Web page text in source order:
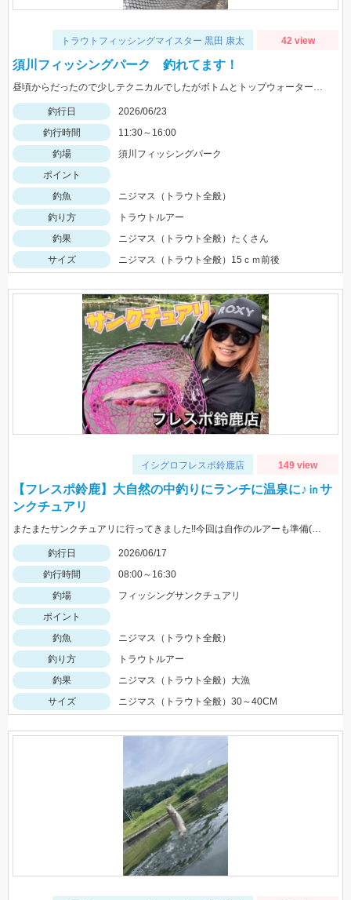
トラウトフィッシングマイスター 黒田 康太 42 view
須川フィッシングパーク 釣れてます！
昼頃からだったので少しテクニカルでしたがボトムとトップウォータールアーがよく釣れました！
釣行日
2026/06/23
釣行時間
11:30～16:00
釣場
須川フィッシングパーク
ポイント
釣魚
ニジマス（トラウト全般）
釣り方
トラウトルアー
釣果
ニジマス（トラウト全般）たくさん
サイズ
ニジマス（トラウト全般）15ｃｍ前後
イシグロフレスポ鈴鹿店 149 view
【フレスポ鈴鹿】大自然の中釣りにランチに温泉に♪㏌サ
ンクチュアリ
またまたサンクチュアリに行ってきました!!今回は自作のルアーも準備(笑)またまた大爆釣で一日楽しめました!!HITルアーはなんでも!!
釣行日
2026/06/17
釣行時間
08:00～16:30
釣場
フィッシングサンクチュアリ
ポイント
釣魚
ニジマス（トラウト全般）
釣り方
トラウトルアー
釣果
ニジマス（トラウト全般）大漁
サイズ
ニジマス（トラウト全般）30～40CM